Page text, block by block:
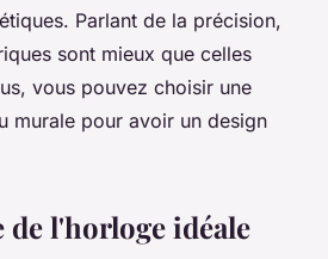
Parlant de la précision,
sont mieux que celles
vous pouvez choisir une
murale pour avoir un design
de l'horloge idéale